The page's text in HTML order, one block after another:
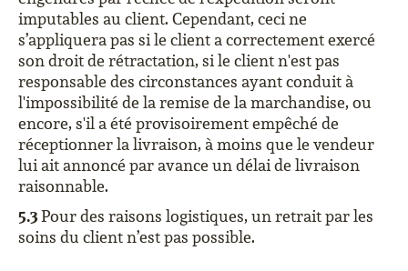
imputables au client. Cependant, ceci ne
s’appliquera pas si le client a correctement exercé
son droit de rétractation, si le client n'est pas
responsable des circonstances ayant conduit à
l'impossibilité de la remise de la marchandise, ou
encore, s'il a été provisoirement empêché de
réceptionner la livraison, à moins que le vendeur
lui ait annoncé par avance un délai de livraison
raisonnable.
5.3Pour des raisons logistiques, un retrait par les
soins du client n’est pas possible.